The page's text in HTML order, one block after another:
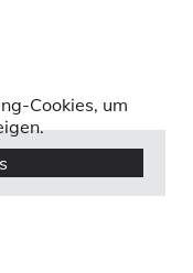
Cookies, um